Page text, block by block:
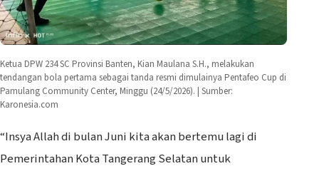
Ketua DPW 234 SC Provinsi Banten, Kian Maulana S.H., melakukan
tendangan bola pertama sebagai tanda resmi dimulainya Pentafeo Cup di
Pamulang Community Center, Minggu (24/5/2026). | Sumber:
Karonesia.com
“Insya Allah di bulan Juni kita akan bertemu lagi di
Pemerintahan Kota Tangerang Selatan untuk